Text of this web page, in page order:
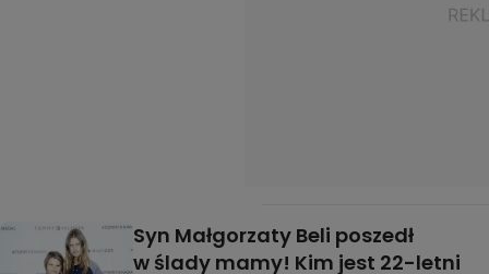
Syn Małgorzaty Beli poszedł
w ślady mamy! Kim jest 22-letni